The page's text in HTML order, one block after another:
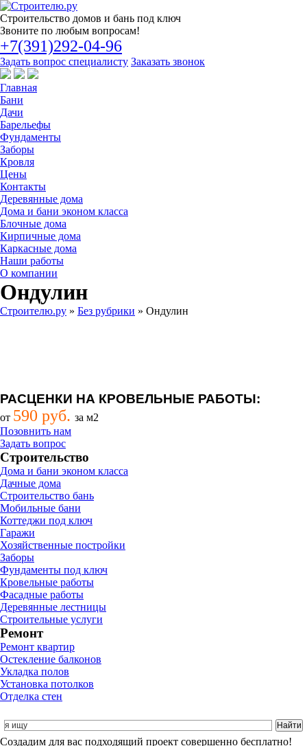
Строительство домов и бань под ключ
Звоните по любым вопросам!
+7(391)292-04-96
Задать вопрос специалисту Заказать звонок
Главная
Бани
Дачи
Барельефы
Фундаменты
Заборы
Кровля
Цены
Контакты
Деревянные дома
Дома и бани эконом класса
Блочные дома
Кирпичные дома
Каркасные дома
Наши работы
О компании
Ондулин
Строителю.ру » Без рубрики » Ондулин
РАСЦЕНКИ НА КРОВЕЛЬНЫЕ РАБОТЫ:
от 590 руб. за м2
Позовнить нам
Задать вопрос
Строительство
Дома и бани эконом класса
Дачные дома
Строительство бань
Мобильные бани
Коттеджи под ключ
Гаражи
Хозяйственные постройки
Заборы
Фундаменты под ключ
Кровельные работы
Фасадные работы
Деревянные лестницы
Строительные услуги
Ремонт
Ремонт квартир
Остекление балконов
Укладка полов
Установка потолков
Отделка стен
Cоздадим для вас подходящий проект совершенно бесплатно!